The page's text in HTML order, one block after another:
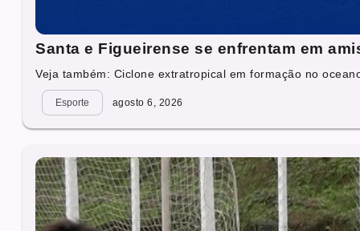
Santa e Figueirense se enfrentam em
Veja também: Ciclone extratropical em formação no
Esporte agosto 6, 2026